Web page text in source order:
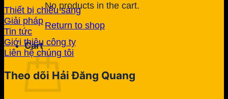
No products in the cart.
Return to shop
Cart
Thiết bị chiếu sáng
Giải pháp
Tin tức
Giới thiệu công ty
Liên hệ chúng tôi
Theo dõi Hải Đăng Quang